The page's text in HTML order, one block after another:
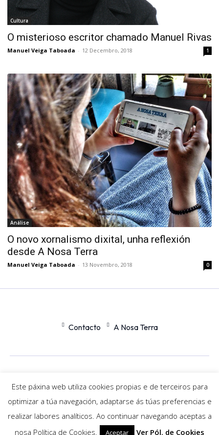
Cultura
O misterioso escritor chamado Manuel Rivas
Manuel Veiga Taboada - 12 Decembro, 2018 1
Análise
O novo xornalismo dixital, unha reflexión
desde A Nosa Terra
Manuel Veiga Taboada - 13 Novembro, 2018 0
Contacto A Nosa Terra
OfficeNexus
© Newspaper WordPress Theme by TagDiv
Este páxina web utiliza cookies propias e de terceiros para
optimizar a túa navegación, adaptarse ás túas preferencias e
realizar labores analíticos. Ao continuar navegando aceptas a
nosa Política de Cookies.
Aceptar Ver Pól. de Cookies